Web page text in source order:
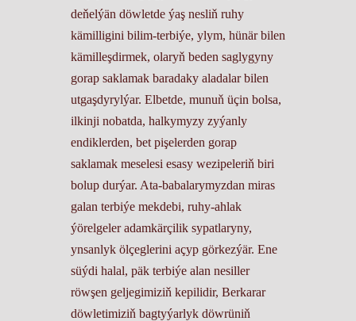
deňelýän döwletde ýaş nesliň ruhy
kämilligini bilim-terbiýe, ylym, hünär bilen
kämilleşdirmek, olaryň beden saglygyny
gorap saklamak baradaky aladalar bilen
utgaşdyrylýar. Elbetde, munuň üçin bolsa,
ilkinji nobatda, halkymyzy zyýanly
endiklerden, bet pişelerden gorap
saklamak meselesi esasy wezipeleriň biri
bolup durýar. Ata-babalarymyzdan miras
galan terbiýe mekdebi, ruhy-ahlak
ýörelgeler adamkärçilik sypatlaryny,
ynsanlyk ölçeglerini açyp görkezýär. Ene
süýdi halal, päk terbiýe alan nesiller
röwşen geljegimiziň kepilidir, Berkarar
döwletimiziň bagtyýarlyk döwrüniň